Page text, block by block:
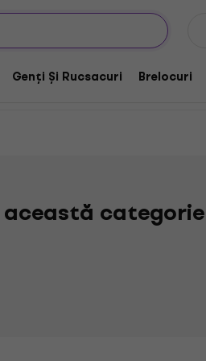
Genți Și Rucsacuri Brelocuri
această categorie